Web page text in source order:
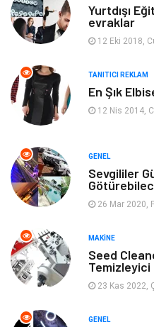
Elektronik
Ev Dekorasyon
Anne & Çocuk
Ev İşleri
Gençlik & Eğlence
Mobilya
Evlilik Rehberi
Yurtdışı
evraklar
12 Eki 2018,
TANITICI REKLAM
En Şık
12 Nis 2014,
GENEL
Sevgililer
26 Mar 2020,
MAKINE
Seed
Temizleyici
23 Kas 2022,
GENEL